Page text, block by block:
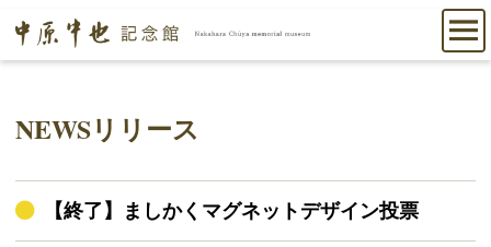
NEWSリリース
【終了】ましかくマグネットデザイン投票